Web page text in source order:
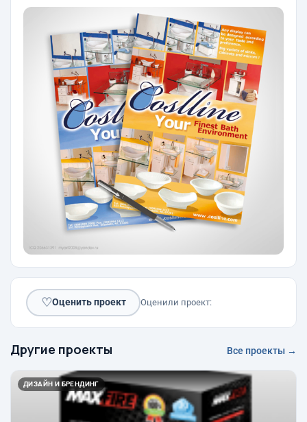
♡Оценить проект Оценили проект:
Другие проекты Все проекты →
ДИЗАЙН И БРЕНДИНГ